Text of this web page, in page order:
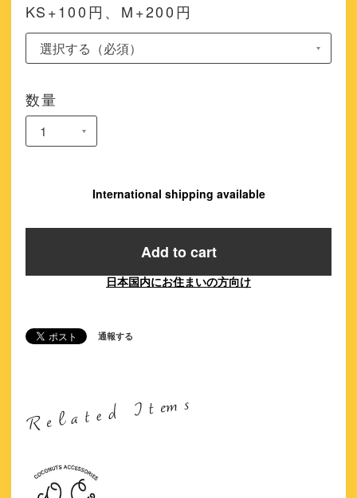
KS+100円、M+200円
数量
International shipping available
Add to cart
日本国内にお住まいの方向け
通報する